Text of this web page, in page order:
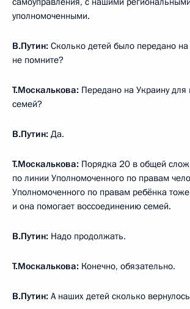
уполномоченными.
В.Путин: Сколько детей было передано на
не помните?
Т.Москалькова: Передано на Украину для
семей?
В.Путин: Да.
Т.Москалькова: Порядка 20 в общей
по линии Уполномоченного по правам
Уполномоченного по правам ребёнка
и она помогает воссоединению семей.
В.Путин: Надо продолжать.
Т.Москалькова: Конечно, обязательно.
В.Путин: А наших детей сколько